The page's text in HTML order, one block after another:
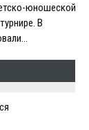
юношеской
В